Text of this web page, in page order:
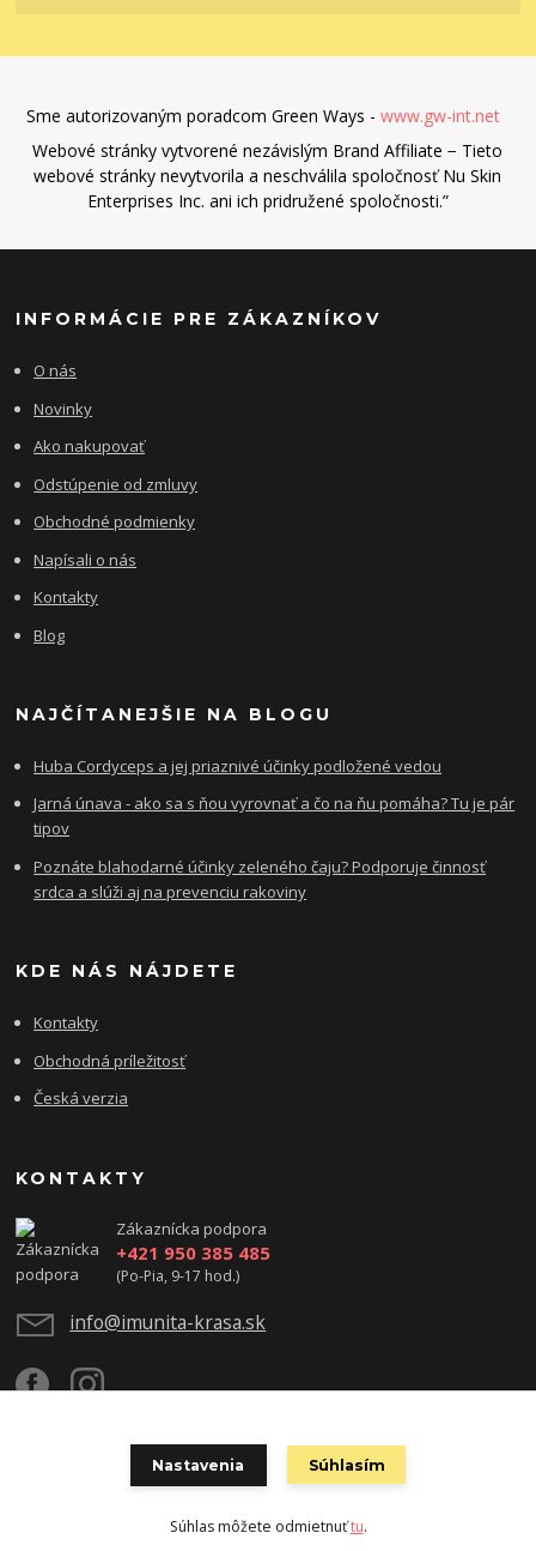
Sme autorizovaným poradcom Green Ways - www.gw-int.net
Webové stránky vytvorené nezávislým Brand Affiliate − Tieto
webové stránky nevytvorila a neschválila spoločnosť Nu Skin
Enterprises Inc. ani ich pridružené spoločnosti.”
INFORMÁCIE PRE ZÁKAZNÍKOV
O nás
Novinky
Ako nakupovať
Odstúpenie od zmluvy
Obchodné podmienky
Napísali o nás
Kontakty
Blog
NAJČÍTANEJŠIE NA BLOGU
Huba Cordyceps a jej priaznivé účinky podložené vedou
Jarná únava - ako sa s ňou vyrovnať a čo na ňu pomáha? Tu je pár
tipov
Poznáte blahodarné účinky zeleného čaju? Podporuje činnosť
srdca a slúži aj na prevenciu rakoviny
KDE NÁS NÁJDETE
Kontakty
Obchodná príležitosť
Česká verzia
KONTAKTY
Zákaznícka podpora
+421 950 385 485
(Po-Pia, 9-17 hod.)
info@imunita-krasa.sk
Vytvorené na
Eshop-rychlo.sk
Nastavenia Súhlasím
Súhlas môžete odmietnuťtu.